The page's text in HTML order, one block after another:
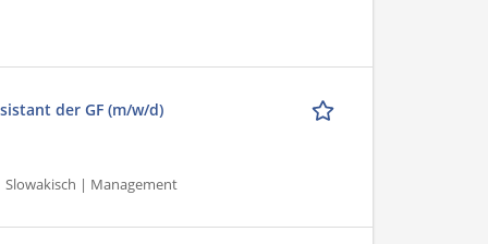
der GF (m/w/d)
| Management